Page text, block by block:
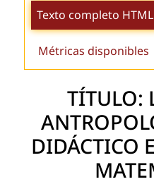
Texto completo HTML
Métricas disponibles
TÍTULO:
DIDÁCTICO